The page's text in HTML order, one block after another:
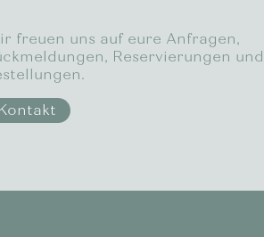
freuen uns auf eure Anfragen,
Reservierungen und
Kontakt